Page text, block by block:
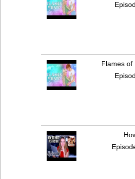
Flames of